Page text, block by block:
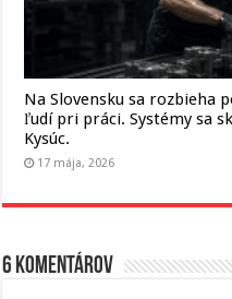
Na Slovensku sa rozbieha
ľudí pri práci. Systémy sa
Kysúc.
17 mája, 2026
6 komentárov